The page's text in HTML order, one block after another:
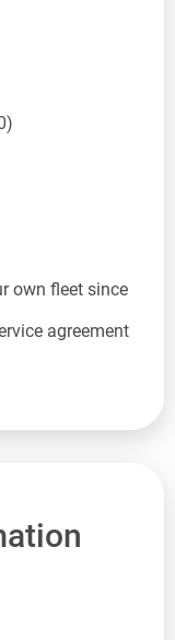
own fleet since
agreement